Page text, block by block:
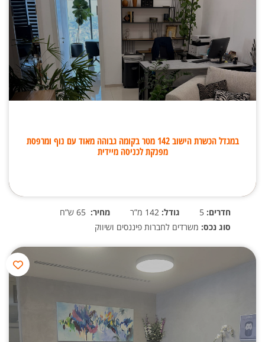
במגדל הכשרת הישוב 142 מטר בקומה גבוהה מאוד עם נוף ומרפסת
מפנקת לכניסה מיידית
חדרים: גודל: מחיר:
סוג נכס: משרדים לחברות פיננסים ושיווק